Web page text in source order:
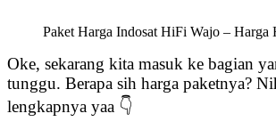
Paket Harga Indosat HiFi Wajo –
Oke, sekarang kita masuk ke bagian
tunggu. Berapa sih harga paketnya?
lengkapnya yaa 👇